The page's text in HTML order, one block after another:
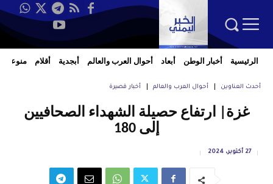
الرئيسية أخبار الوطن أبعاد أحوال العرب والعالم أبجدية أقلام منوعات
أحدث العناوين أحوال العرب والعالم أخبار قصيرة
غزة| ارتفاع حصيلة الشهداء الصحافيين
إلى 180
27 أكتوبر، 2024